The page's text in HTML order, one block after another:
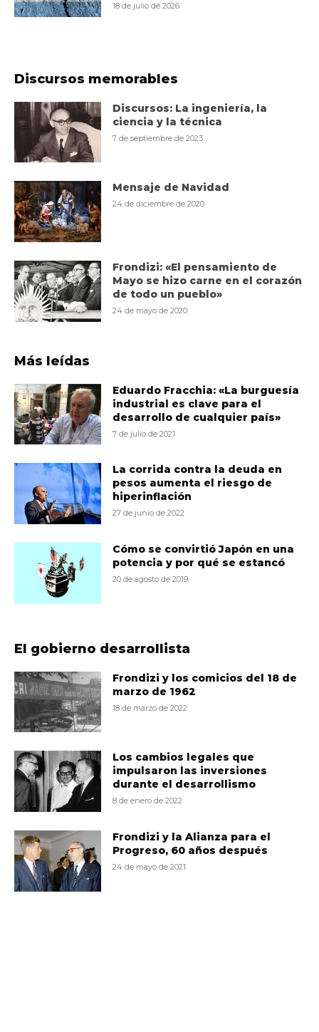
18 de julio de 2026
Discursos memorables
Discursos: La ingeniería, la
ciencia y la técnica
7 de septiembre de 2023
Mensaje de Navidad
24 de diciembre de 2020
Frondizi: «El pensamiento de
Mayo se hizo carne en el corazón
de todo un pueblo»
24 de mayo de 2020
Más leídas
Eduardo Fracchia: «La burguesía
industrial es clave para el
desarrollo de cualquier país»
7 de julio de 2021
La corrida contra la deuda en
pesos aumenta el riesgo de
hiperinflación
27 de junio de 2022
Cómo se convirtió Japón en una
potencia y por qué se estancó
20 de agosto de 2019
El gobierno desarrollista
Frondizi y los comicios del 18 de
marzo de 1962
18 de marzo de 2022
Los cambios legales que
impulsaron las inversiones
durante el desarrollismo
8 de enero de 2022
Frondizi y la Alianza para el
Progreso, 60 años después
24 de mayo de 2021